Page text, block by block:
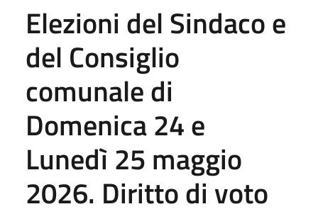
Elezioni del Sindaco e
del Consiglio
comunale di
Domenica 24 e
Lunedì 25 maggio
2026. Diritto di voto